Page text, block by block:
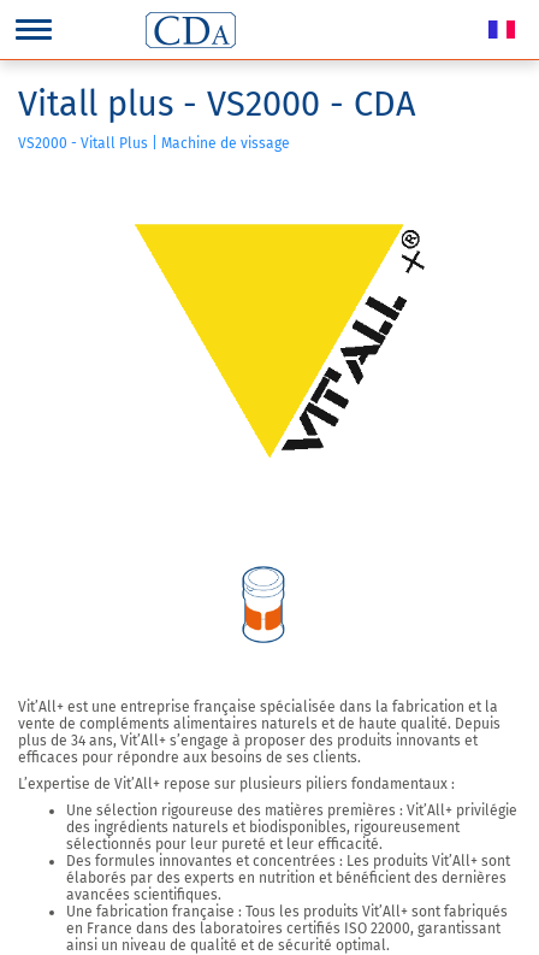
Vitall plus - VS2000 - CDA
VS2000 - Vitall Plus | Machine de vissage
Vit’All+ est une entreprise française spécialisée dans la fabrication et la
vente de compléments alimentaires naturels et de haute qualité. Depuis
plus de 34 ans, Vit’All+ s’engage à proposer des produits innovants et
efficaces pour répondre aux besoins de ses clients.
L’expertise de Vit’All+ repose sur plusieurs piliers fondamentaux :
Une sélection rigoureuse des matières premières : Vit’All+ privilégie
des ingrédients naturels et biodisponibles, rigoureusement
sélectionnés pour leur pureté et leur efficacité.
Des formules innovantes et concentrées : Les produits Vit’All+ sont
élaborés par des experts en nutrition et bénéficient des dernières
avancées scientifiques.
Une fabrication française : Tous les produits Vit’All+ sont fabriqués
en France dans des laboratoires certifiés ISO 22000, garantissant
ainsi un niveau de qualité et de sécurité optimal.